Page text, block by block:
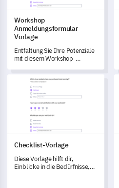
Workshop
Anmeldungsformular
Vorlage
Entfaltung Sie Ihre Potenziale
mit diesem Workshop-
das darauf ausgelegt ist,
Daten zu erfassen und Ihre
Lernbedürfnisse und
Aspirationen zu verstehen.
Checklist-Vorlage
Checklist-Vorlage
Diese Vorlage hilft dir,
Einblicke in die Bedürfnisse,